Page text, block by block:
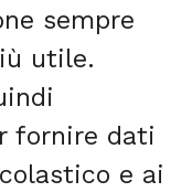
sempre
utile.
fornire dati
e ai